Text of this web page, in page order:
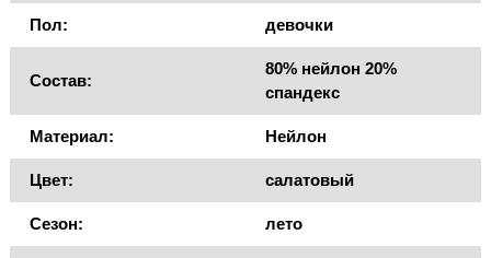
Пол: девочки
Состав:
80% нейлон 20%
спандекс
Материал: Нейлон
Цвет: салатовый
Сезон: лето